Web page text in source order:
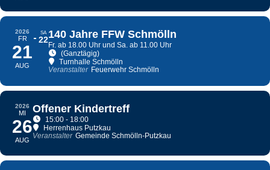
2026
FR
21
AUG
SA
22140 Jahre FFW Schmölln
Fr. ab 18.00 Uhr und Sa. ab 11.00 Uhr
(Ganztägig)
Turnhalle Schmölln
Veranstalter Feuerwehr Schmölln
2026
MI
26
AUG
Offener Kindertreff
15:00 - 18:00
Herrenhaus Putzkau
Veranstalter Gemeinde Schmölln-Putzkau